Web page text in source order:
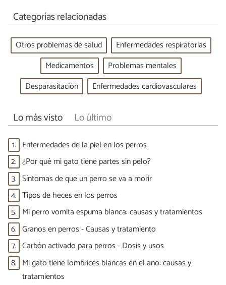
Categorías relacionadas
Otros problemas de salud
Enfermedades respiratorias
Medicamentos
Problemas mentales
Desparasitación
Enfermedades cardiovasculares
Lo más visto Lo último
1. Enfermedades de la piel en los perros
2. ¿Por qué mi gato tiene partes sin pelo?
3. Síntomas de que un perro se va a morir
4. Tipos de heces en los perros
5. Mi perro vomita espuma blanca: causas y tratamientos
6. Granos en perros - Causas y tratamiento
7. Carbón activado para perros - Dosis y usos
8. Mi gato tiene lombrices blancas en el ano: causas y
tratamientos